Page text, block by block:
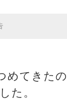
めてきた
た。